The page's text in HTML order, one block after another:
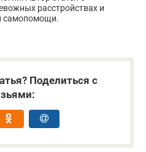
расстройствах и
самопомощи.
Поделиться с